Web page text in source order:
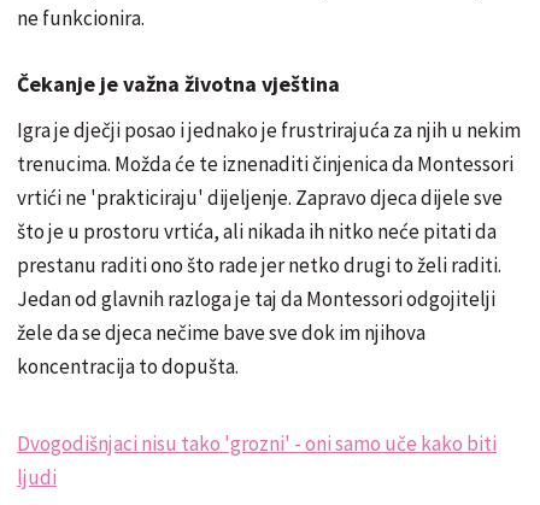
ne funkcionira.
Čekanje je važna životna vještina
Igra je dječji posao i jednako je frustrirajuća za njih u nekim
trenucima. Možda će te iznenaditi činjenica da Montessori
vrtići ne 'prakticiraju' dijeljenje. Zapravo djeca dijele sve
što je u prostoru vrtića, ali nikada ih nitko neće pitati da
prestanu raditi ono što rade jer netko drugi to želi raditi.
Jedan od glavnih razloga je taj da Montessori odgojitelji
žele da se djeca nečime bave sve dok im njihova
koncentracija to dopušta.
Dvogodišnjaci nisu tako 'grozni' - oni samo uče kako biti
ljudi